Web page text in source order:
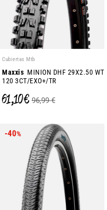
Cubiertas Mtb
Maxxis MINION DHF 29X2.50 WT
120 3CT/EXO+/TR
61,10 € 96,99 €
-40%